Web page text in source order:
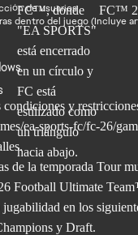
de usuarios
dentro del juego (Incluye
condiciones y
ea-sports-fc/fc-26/
de la temporada Tour
Football Ultimate
en los
y Draft.